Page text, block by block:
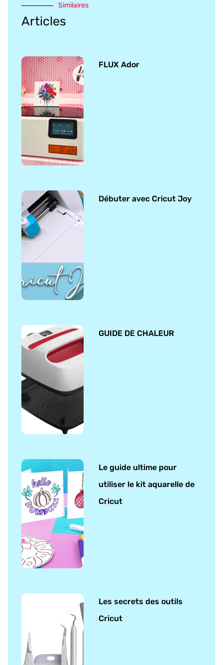
Similaires
Articles
FLUX Ador
Débuter avec Cricut Joy
GUIDE DE CHALEUR
Le guide ultime pour
utiliser le kit aquarelle de
Cricut
Les secrets des outils
Cricut